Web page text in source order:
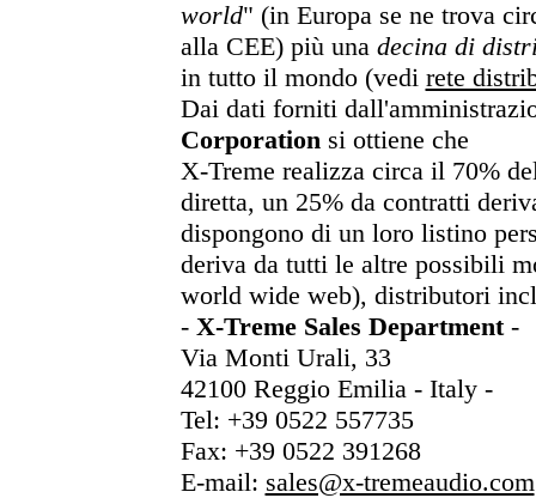
world" (in Europa se ne trova
alla CEE) più una decina di
in tutto il mondo (vedi rete
Dai dati forniti
Corporation si ottiene che
X-Treme realizza circa il 70%
diretta, un 25% da contratti
dispongono di un loro listino
deriva da tutti le altre possibili
world wide web), distributori
- X-Treme Sales Department-
Via Monti Urali, 33
42100 Reggio Emilia - Italy -
Tel: +39 0522 557735
Fax: +39 0522 391268
E-mail: sales@x-tremeaudio.com